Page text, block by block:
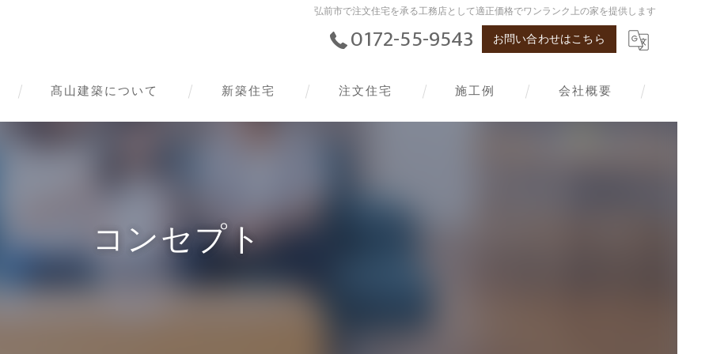
弘前市で注文住宅を承る工務店として適正価格でワンランク上の家を提供します
0172-55-9543 お問い合わせはこちら
髙山建築について 新築住宅 注文住宅 施工例 会社概要
コンセプト